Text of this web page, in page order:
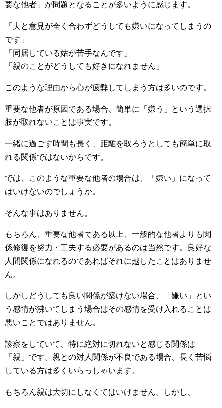
要な他者」が問題となることが多いように感じます。
「夫と意見が全く合わずどうしても嫌いになってしまうの
です」
「同居している姑が苦手なんです」
「親のことがどうしても好きになれません」
このような理由から心が疲弊してしまう方は多いのです。
重要な他者が原因である場合、簡単に「嫌う」という選択
肢が取れないことは事実です。
一緒に過ごす時間も長く、距離を取ろうとしても簡単に取
れる関係ではないからです。
では、このような重要な他者の場合は、「嫌い」になって
はいけないのでしょうか。
そんな事はありません。
もちろん、重要な他者である以上、一般的な他者よりも関
係修復を努力・工夫する必要があるのは当然です。良好な
人間関係になれるのであればそれに越したことはありませ
ん。
しかしどうしても良い関係が築けない場合、「嫌い」とい
う感情が沸いてしまう場合はその感情を受け入れることは
悪いことではありません。
診察をしていて、特に絶対に切れないと感じる関係は
「親」です。親との対人関係が不良である場合、長く苦悩
している方は多くいらっしゃいます。
もちろん親は大切にしなくてはいけません。しかし、